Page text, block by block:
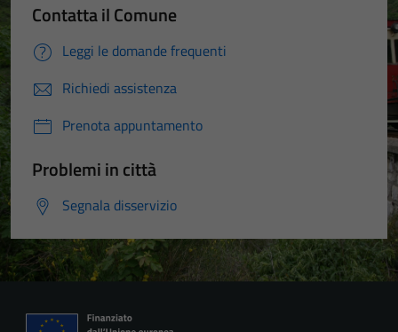
Contatta il Comune
Leggi le domande frequenti
Richiedi assistenza
Prenota appuntamento
Problemi in città
Segnala disservizio